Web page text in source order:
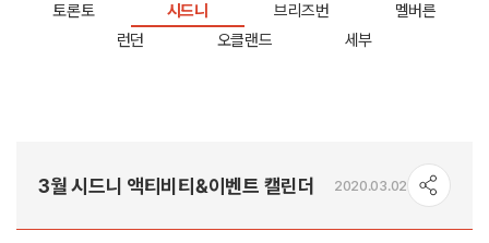
토론토
시드니 브리즈번
멜버른
런던
오클랜드 세부
3월 시드니 액티비티&이벤트 캘린더 2020.03.02